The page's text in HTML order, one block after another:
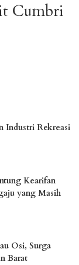
Cumbri
Industri Rekreasi
Kearifan
yang Masih
Osi, Surga
Barat